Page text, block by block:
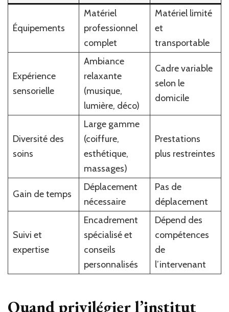
Équipements
Matériel
professionnel
complet
Matériel limité
et
transportable
Expérience
sensorielle
Ambiance
relaxante
(musique,
lumière, déco)
Cadre variable
selon le
domicile
Diversité des
soins
Large gamme
(coiffure,
esthétique,
massages)
Prestations
plus restreintes
Gain de temps
Déplacement
nécessaire
Pas de
déplacement
Suivi et
expertise
Encadrement
spécialisé et
conseils
personnalisés
Dépend des
compétences
de
l’intervenant
Quand privilégier l’institut